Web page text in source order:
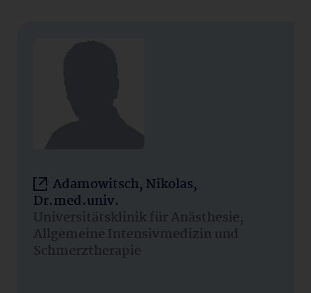
Adamowitsch, Nikolas,
Dr.med.univ.
Universitätsklinik für Anästhesie,
Allgemeine Intensivmedizin und
Schmerztherapie